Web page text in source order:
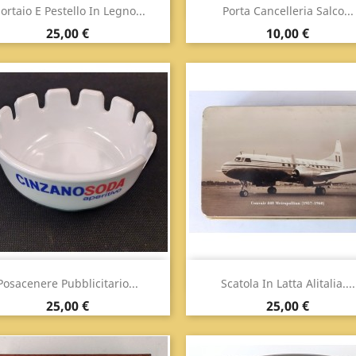
E Pestello In Legno...
Prezzo
25,00 €
 Porta Cancelleria Salco...
Prezzo
10,00 €

Pubblicitario...
Prezzo
25,00 €
 Anteprima Scatola In Latta Alitalia....
Prezzo
25,00 €
Anteprima